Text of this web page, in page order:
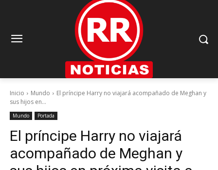
Inicio Mundo
El príncipe Harry no viajará acompañado de Meghan y
sus hijos en...
Mundo Portada
El príncipe Harry no viajará
acompañado de Meghan y